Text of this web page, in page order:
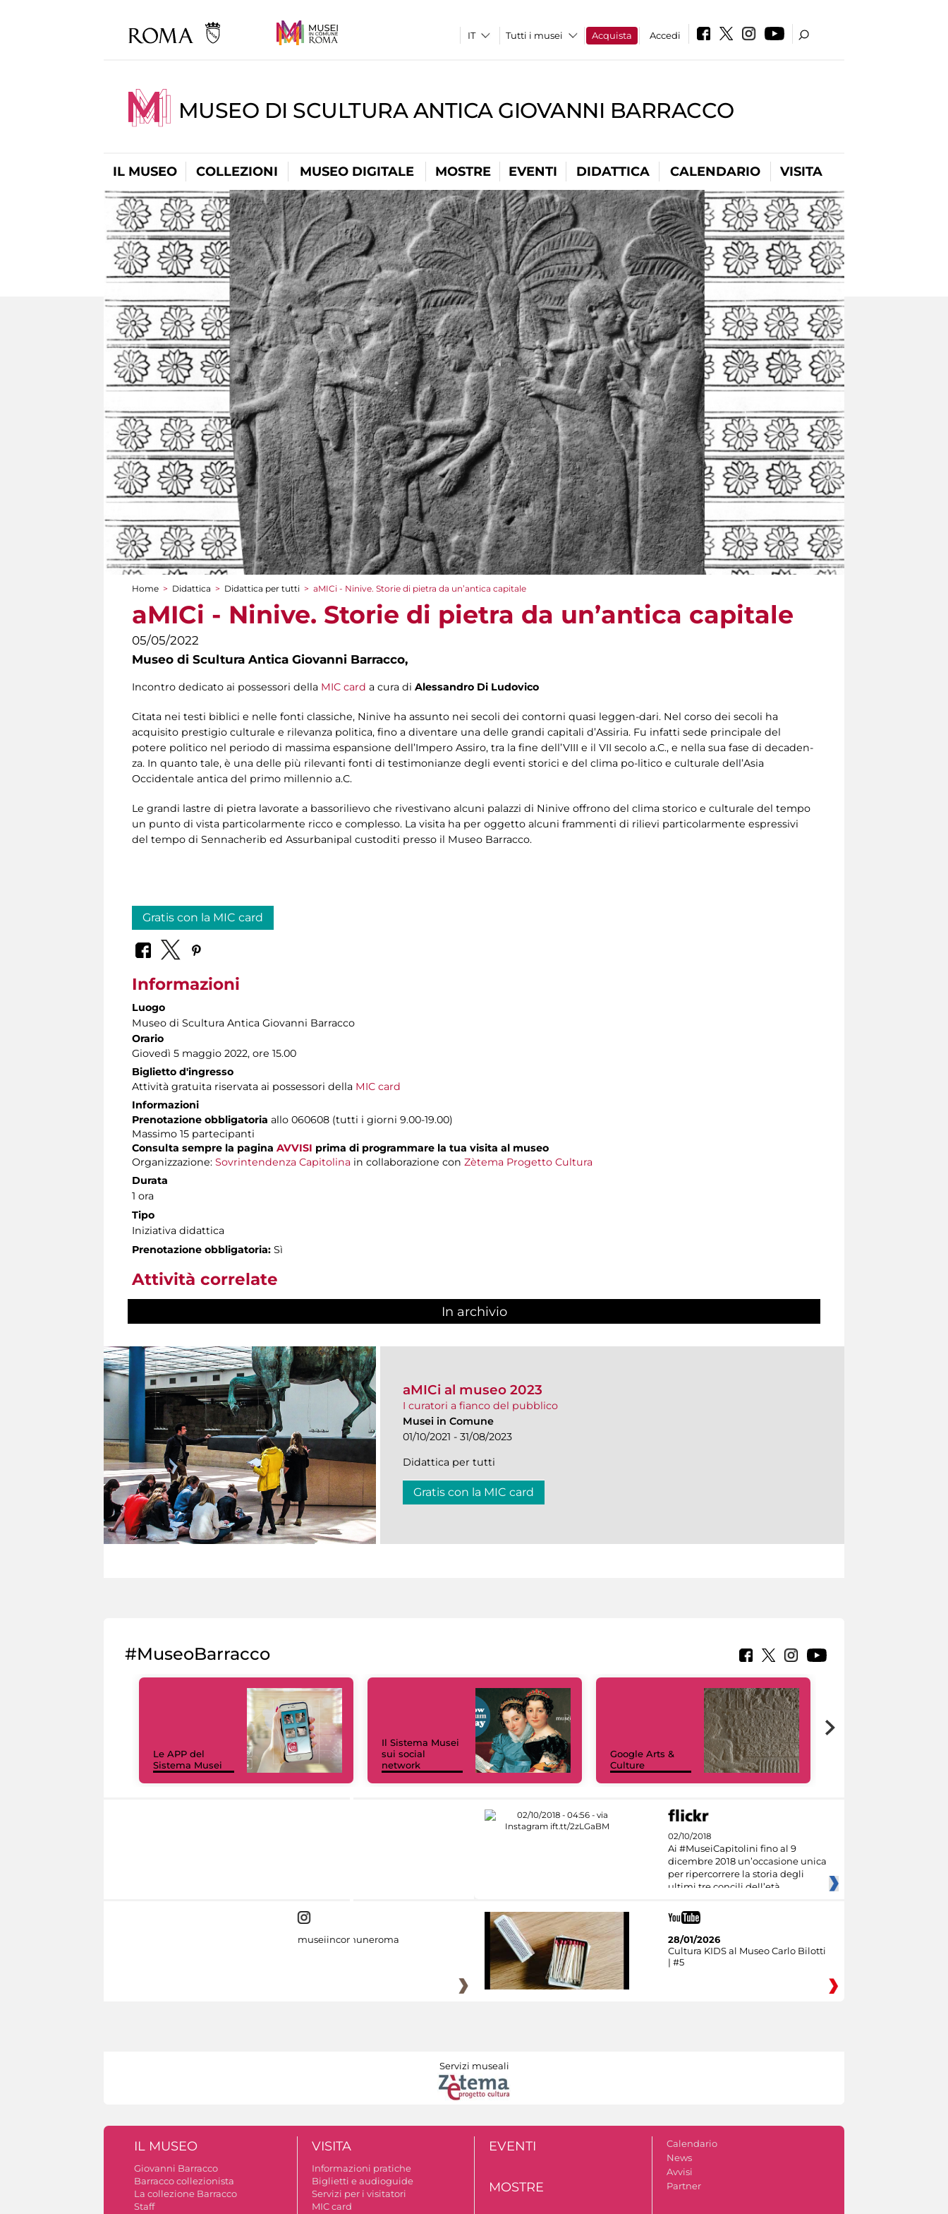
Tutti i musei Acquista Accedi
MUSEO DI SCULTURA ANTICA GIOVANNI BARRACCO
IL MUSEO COLLEZIONI MUSEO DIGITALE MOSTRE EVENTI DIDATTICA CALENDARIO VISITA
Tu sei qui
Home > Didattica > Didattica per tutti > aMICi - Ninive. Storie di pietra da un’antica capitale
aMICi - Ninive. Storie di pietra da un’antica capitale
05/05/2022
Museo di Scultura Antica Giovanni Barracco,
Incontro dedicato ai possessori della MIC card a cura di Alessandro Di Ludovico
Citata nei testi biblici e nelle fonti classiche, Ninive ha assunto nei secoli dei contorni quasi leggen-dari. Nel corso dei secoli ha
acquisito prestigio culturale e rilevanza politica, fino a diventare una delle grandi capitali d’Assiria. Fu infatti sede principale del
potere politico nel periodo di massima espansione dell’Impero Assiro, tra la fine dell’VIII e il VII secolo a.C., e nella sua fase di decaden-
za. In quanto tale, è una delle più rilevanti fonti di testimonianze degli eventi storici e del clima po-litico e culturale dell’Asia
Occidentale antica del primo millennio a.C.
Le grandi lastre di pietra lavorate a bassorilievo che rivestivano alcuni palazzi di Ninive offrono del clima storico e culturale del tempo
un punto di vista particolarmente ricco e complesso. La visita ha per oggetto alcuni frammenti di rilievi particolarmente espressivi
del tempo di Sennacherib ed Assurbanipal custoditi presso il Museo Barracco.
Gratis con la MIC card
Informazioni
Luogo
Museo di Scultura Antica Giovanni Barracco
Orario
Giovedì 5 maggio 2022, ore 15.00
Biglietto d'ingresso
Attività gratuita riservata ai possessori della MIC card
Informazioni
Prenotazione obbligatoria allo 060608 (tutti i giorni 9.00-19.00)
Massimo 15 partecipanti
Consulta sempre la pagina AVVISI prima di programmare la tua visita al museo
Organizzazione: Sovrintendenza Capitolina in collaborazione con Zètema Progetto Cultura
Durata
1 ora
Tipo
Iniziativa didattica
Prenotazione obbligatoria: Sì
Attività correlate
In archivio
aMICi al museo 2023
I curatori a fianco del pubblico
Musei in Comune
01/10/2021 - 31/08/2023
Didattica per tutti
Gratis con la MIC card
#MuseoBarracco
Le APP del
Sistema Musei
Il Sistema Musei
sui social
network
Google Arts &
Culture
02/10/2018
Ai #MuseiCapitolini fino al 9
dicembre 2018 un’occasione unica
per ripercorrere la storia degli
ultimi tre concili dell’età
museiincomuneroma
28/01/2026
Cultura KIDS al Museo Carlo Bilotti
| #5
Servizi museali
IL MUSEO
Giovanni Barracco
Barracco collezionista
La collezione Barracco
Staff
VISITA
Informazioni pratiche
Biglietti e audioguide
Servizi per i visitatori
MIC card
EVENTI
MOSTRE
Calendario
News
Avvisi
Partner